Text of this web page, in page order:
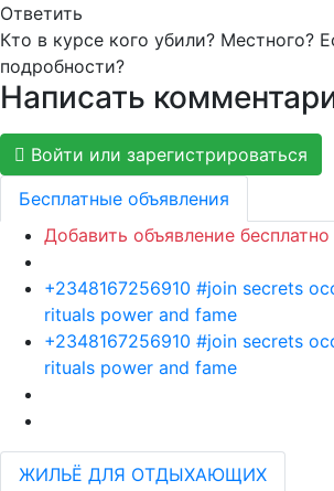
Ответить
Кто в курсе кого убили? Местного?
подробности?
Написать
Войти или зарегистрироваться
Бесплатные объявления
Добавить объявление бесплатно
+2348167256910 #join secrets
rituals power and fame
+2348167256910 #join secrets
rituals power and fame
ЖИЛЬЁ ДЛЯ ОТДЫХАЮЩИХ